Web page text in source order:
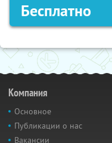
Бесплатно
Компания
Основное
Публикации о нас
Вакансии